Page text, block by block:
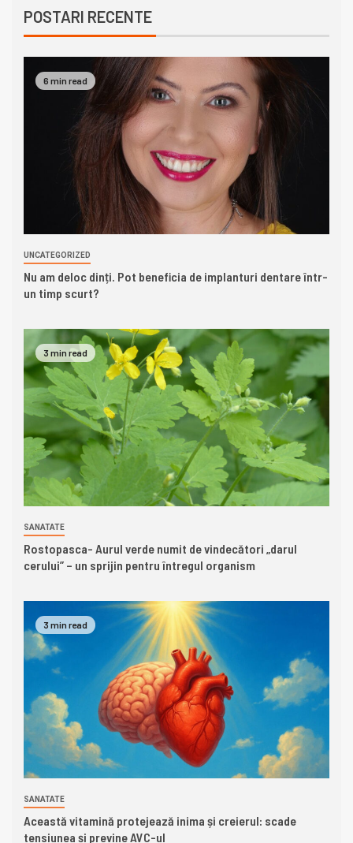
POSTARI RECENTE
6 min read
UNCATEGORIZED
Nu am deloc dinți. Pot beneficia de implanturi dentare într-
un timp scurt?
3 min read
SANATATE
Rostopasca- Aurul verde numit de vindecători „darul
cerului” – un sprijin pentru întregul organism
3 min read
SANATATE
Această vitamină protejează inima și creierul: scade
tensiunea și previne AVC-ul